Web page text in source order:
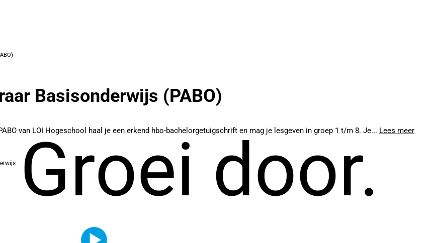
Groei door.
Basisonderwijs (PABO)
van LOI Hogeschool haal je een erkend hbo-bachelorgetuigschrift en mag je lesgeven in groep 1 t/m 8. Je... Lees meer